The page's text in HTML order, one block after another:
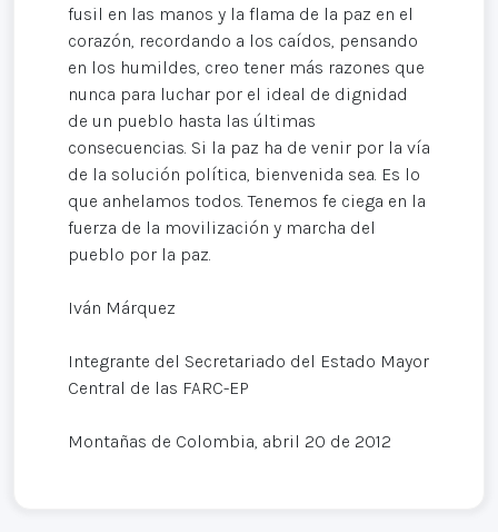
fusil en las manos y la flama de la paz en el
corazón, recordando a los caídos, pensando
en los humildes, creo tener más razones que
nunca para luchar por el ideal de dignidad
de un pueblo hasta las últimas
consecuencias. Si la paz ha de venir por la vía
de la solución política, bienvenida sea. Es lo
que anhelamos todos. Tenemos fe ciega en la
fuerza de la movilización y marcha del
pueblo por la paz.
Iván Márquez
Integrante del Secretariado del Estado Mayor
Central de las FARC-EP
Montañas de Colombia, abril 20 de 2012